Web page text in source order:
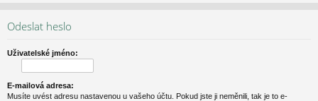
Odeslat heslo
Uživatelské jméno:
E-mailová adresa:
Musíte uvést adresu nastavenou u vašeho účtu. Pokud jste ji neměnili, tak je to e-